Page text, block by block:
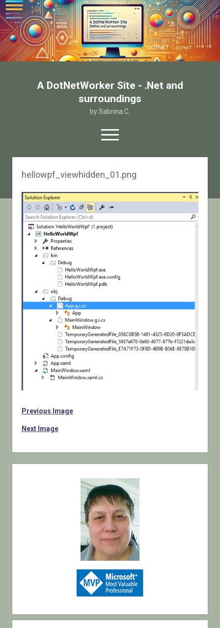
A DotNetWorker Site - .Net and
surroundings
by Sabrina C.
open
menu
twitterfacebook
email-form
Chi sono
hellowpf_viewhidden_01.png
Previous Image
Next Image